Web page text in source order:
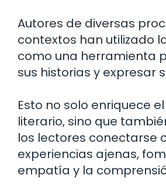
Autores de diversas
contextos han utilizado
como una herramienta
sus historias y expresar
Esto no solo enriquece
literario, sino que
los lectores conectarse
experiencias ajenas,
empatía y la